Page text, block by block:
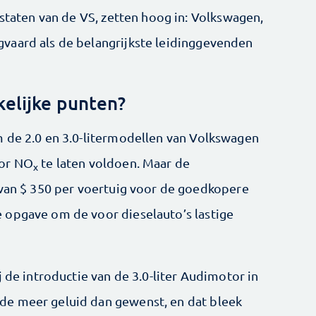
van de VS, zetten hoog in: Volkswagen,
als de belangrijkste leidinggevenden
punten?
2.0 en 3.0-litermodellen van Volkswagen
NOx te laten voldoen. Maar de
$ 350 per voertuig voor de goedkopere
om de voor dieselauto’s lastige
introductie van de 3.0-liter Audimotor in
meer geluid dan gewenst, en dat bleek